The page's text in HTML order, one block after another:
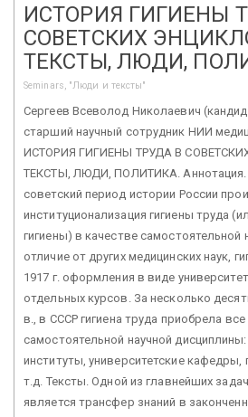
ИСТОРИЯ ГИГИЕНЫ
СОВЕТСКИХ
ТЕКСТЫ, ЛЮДИ,
Seminars, "Люди и тексты"
Сергеев Всеволод Николаевич
старший научный сотрудник НИИ
ИСТОРИЯ ГИГИЕНЫ ТРУДА В
ТЕКСТЫ, ЛЮДИ, ПОЛИТИКА. Аннотация.
советский период истории России
институционализация гигиены труда
гигиены) в качестве самостоятельной
отличие от других медицинских наук,
1917 г. оформления в виде
отдельных курсов. За несколько
в., в СССР гигиена труда приобрела
самостоятельной научной
институты, университетские
т.д. Тексты. Одной из главнейших
является трансфер знаний в